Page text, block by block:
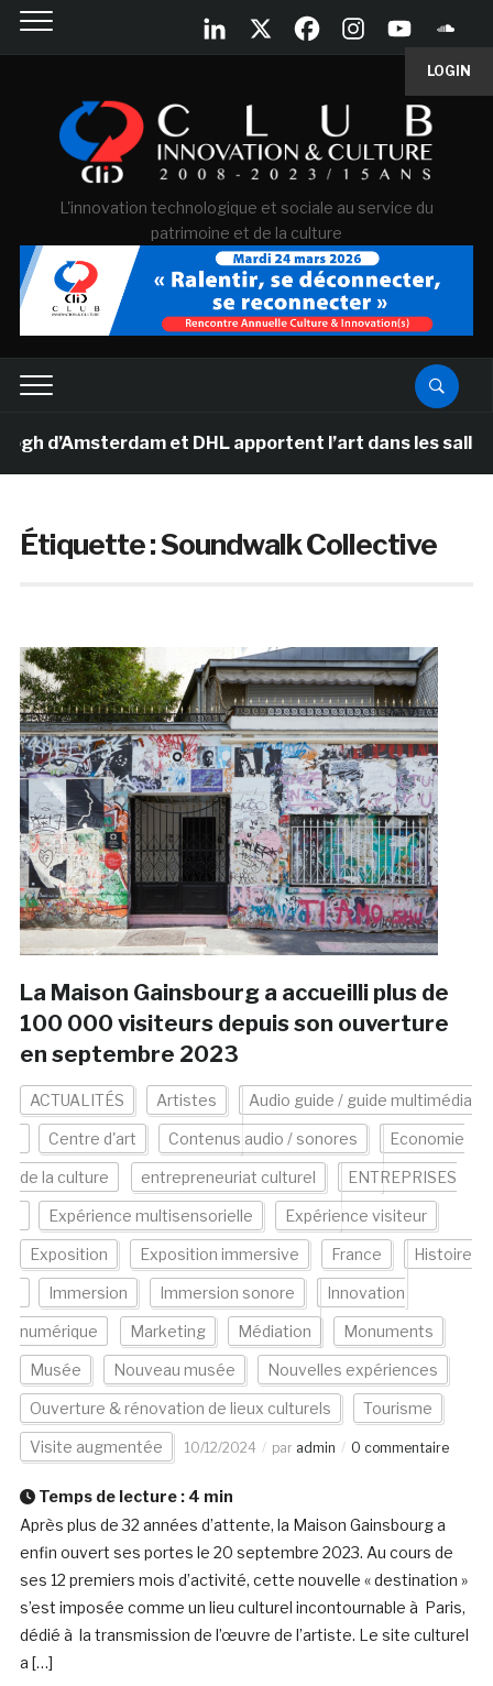
LOGIN
L'innovation technologique et sociale au service du
patrimoine et de la culture
et DHL apportent l’art dans les salles de
Étiquette :Soundwalk Collective
La Maison Gainsbourg a accueilli plus de
100 000 visiteurs depuis son ouverture
en septembre 2023
ACTUALITÉS Artistes Audio guide / guide multimédia
Centre d'art Contenus audio / sonores Economie
de la culture entrepreneuriat culturel ENTREPRISES
Expérience multisensorielle Expérience visiteur
Exposition Exposition immersive France Histoire
Immersion Immersion sonore Innovation
numérique Marketing Médiation Monuments
Musée Nouveau musée Nouvelles expériences
Ouverture & rénovation de lieux culturels Tourisme
Visite augmentée 10/12/2024 par admin 0 commentaire
Temps de lecture : 4 min
Après plus de 32 années d’attente, la Maison Gainsbourg a
enfin ouvert ses portes le 20 septembre 2023. Au cours de
ses 12 premiers mois d’activité, cette nouvelle « destination »
s’est imposée comme un lieu culturel incontournable à Paris,
dédié à la transmission de l’œuvre de l’artiste. Le site culturel
a […]